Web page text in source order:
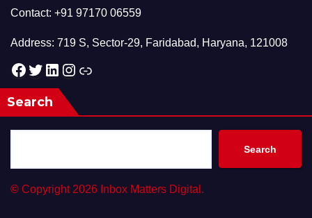
Contact: +91 97170 06559
Address: 719 S, Sector-29, Faridabad, Haryana, 121008
Facebook Twitter LinkedIn Instagram Link
Search
Search
© Copyright 2026 Inbox Matters Digital.